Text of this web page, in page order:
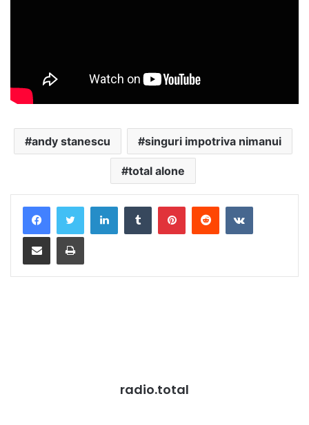
andy stanescu singuri impotriva nimanui
total alone
LinkedInTumblrPinterestRedditVKontakte
Distribuie prin mail Tipărește
radio.total